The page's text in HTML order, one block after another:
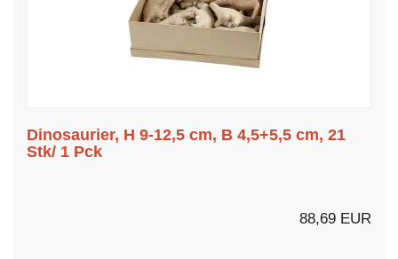
Dinosaurier, H 9-12,5 cm, B 4,5+5,5 cm, 21
Stk/ 1 Pck
88,69 EUR